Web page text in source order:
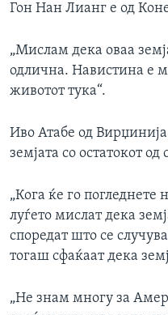
Гон Нан Лианг е од
„Мислам дека оваа
одлична. Навистина е
животот тука“.
Иво Атабе од Вирџинија
земјата со остатокот од
„Кога ќе го
луѓето мислат дека
споредат што се
тогаш сфаќаат дека
„Не знам многу за